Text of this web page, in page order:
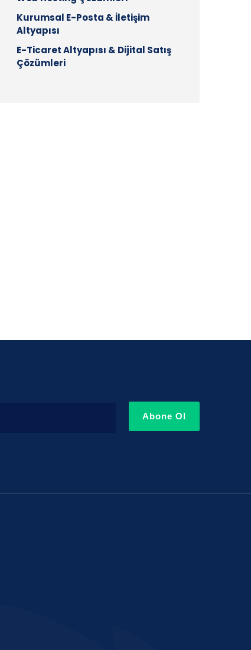
Kurumsal E-Posta & İletişim
Altyapısı
E-Ticaret Altyapısı & Dijital Satış
Çözümleri
Abone Ol